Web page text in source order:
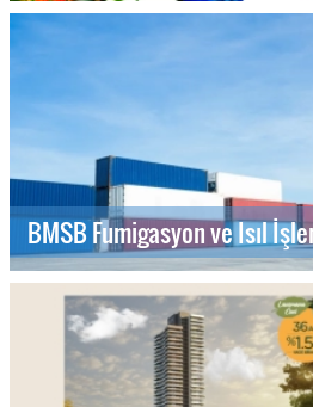
BMSB Fumigasyon ve Isıl